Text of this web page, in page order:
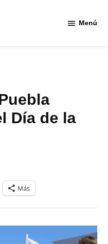
Menú
Día de la
Más